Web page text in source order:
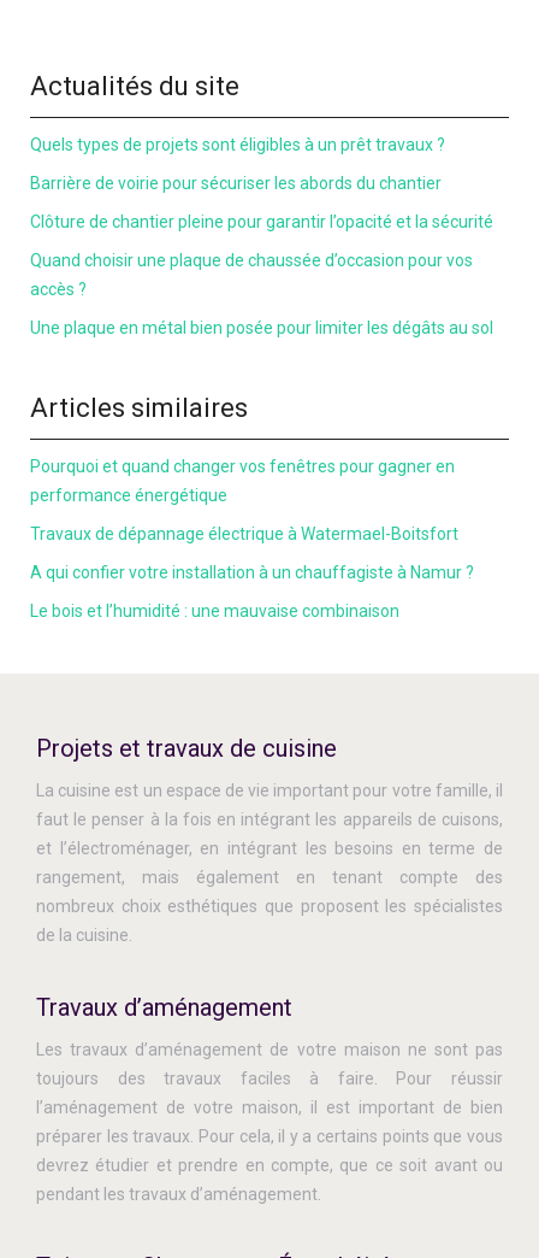
Actualités du site
Quels types de projets sont éligibles à un prêt travaux ?
Barrière de voirie pour sécuriser les abords du chantier
Clôture de chantier pleine pour garantir l’opacité et la sécurité
Quand choisir une plaque de chaussée d’occasion pour vos
accès ?
Une plaque en métal bien posée pour limiter les dégâts au sol
Articles similaires
Pourquoi et quand changer vos fenêtres pour gagner en
performance énergétique
Travaux de dépannage électrique à Watermael-Boitsfort
A qui confier votre installation à un chauffagiste à Namur ?
Le bois et l’humidité : une mauvaise combinaison
Projets et travaux de cuisine
La cuisine est un espace de vie important pour votre famille, il
faut le penser à la fois en intégrant les appareils de cuisons,
et l’électroménager, en intégrant les besoins en terme de
rangement, mais également en tenant compte des
nombreux choix esthétiques que proposent les spécialistes
de la cuisine.
Travaux d’aménagement
Les travaux d’aménagement de votre maison ne sont pas
toujours des travaux faciles à faire. Pour réussir
l’aménagement de votre maison, il est important de bien
préparer les travaux. Pour cela, il y a certains points que vous
devrez étudier et prendre en compte, que ce soit avant ou
pendant les travaux d’aménagement.